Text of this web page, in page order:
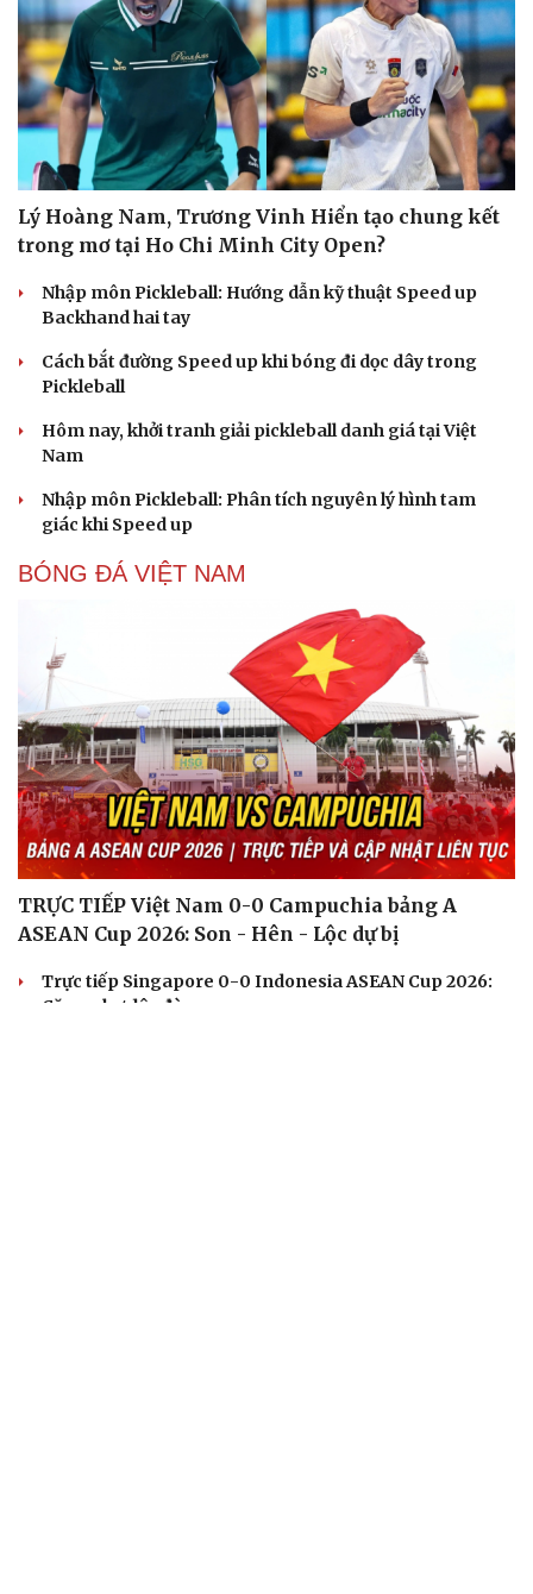
Lý Hoàng Nam, Trương Vinh Hiển tạo chung kết
trong mơ tại Ho Chi Minh City Open?
Nhập môn Pickleball: Hướng dẫn kỹ thuật Speed up
Backhand hai tay
Cách bắt đường Speed up khi bóng đi dọc dây trong
Pickleball
Hôm nay, khởi tranh giải pickleball danh giá tại Việt
Nam
Nhập môn Pickleball: Phân tích nguyên lý hình tam
giác khi Speed up
BÓNG ĐÁ VIỆT NAM
TRỰC TIẾP Việt Nam 0-0 Campuchia bảng A
ASEAN Cup 2026: Son - Hên - Lộc dự bị
Trực tiếp Singapore 0-0 Indonesia ASEAN Cup 2026:
Căng như dây đàn